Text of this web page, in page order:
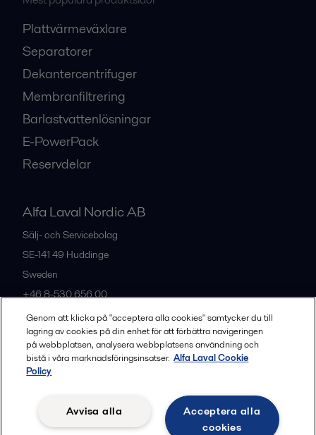
Plattvärmeväxlare
Separatorer
Dekantercentrifuger
Membranfiltrering
Barlastvattenlösningar
E-PowerPack
Reservdelar
Alfa Laval Nordic AB
Sälj- och Servicebolag
SE-141 49 Huddinge
Sweden
+46 8-530 656 00
Alla kontor och partners
Legal terms and conditions
Community guidelines
Genom att klicka på "acceptera alla cookies" samtycker du till
lagring av cookies på din enhet för att förbättra navigeringen
på webbplatsen, analysera webbplatsens användning och
bistå i våra marknadsföringsinsatser. Alfa Laval Cookie
Policy
Acceptera alla
cookies
Avvisa alla